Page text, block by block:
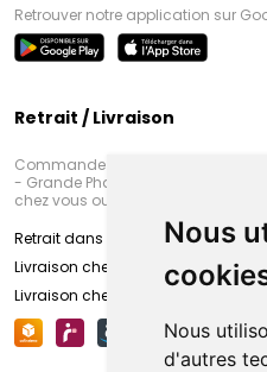
Nous
Nous
d'autres
Retrouver notre application sur
Retrait / Livraison
Commandez en ligne et venez
- Grande Pharmacie d’Amiens
chez vous ou en point retrait
Retrait dans la pharmacie
Livraison chez vous
Livraison chez votre commerçant